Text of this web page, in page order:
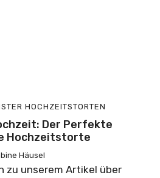
HOCHZEITSTORTEN
Der Perfekte
Hochzeitstorte
Häusel
zu unserem Artikel über